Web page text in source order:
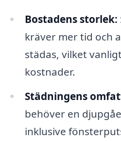
Bostadens storlek:
kräver mer tid och
städas, vilket
kostnader.
Städningens
behöver en
inklusive